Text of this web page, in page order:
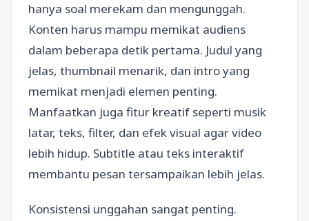
hanya soal merekam dan mengunggah.
Konten harus mampu memikat audiens
dalam beberapa detik pertama. Judul yang
jelas, thumbnail menarik, dan intro yang
memikat menjadi elemen penting.
Manfaatkan juga fitur kreatif seperti musik
latar, teks, filter, dan efek visual agar video
lebih hidup. Subtitle atau teks interaktif
membantu pesan tersampaikan lebih jelas.
Konsistensi unggahan sangat penting.